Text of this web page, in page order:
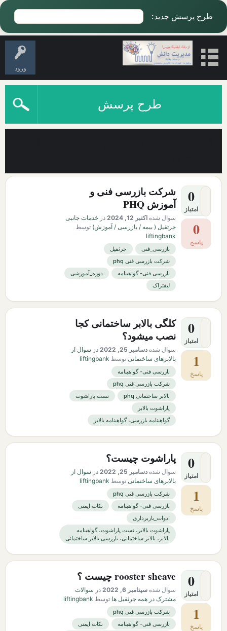
طرح پرسش جدید:
ورود
طرح پرسش
0
امتیاز
0
پاسخ
شرکت بازرسی فنی و
آموزش PHQ
سوال شده اکتبر 12, 2024 در خدمات جانبی
جرثقیل ( بیمه / بازرسی / آموزش) توسط
liftingbank
بازرسی_فنی
جرثقیل
شرکت بازرسی فنی phq
بازرسی فنی- گواهینامه
دوره_آموزشی
لیفتراک
0
امتیاز
1
پاسخ
کلگی بالابر ساختمانی کجا
نصب میشود؟
سوال شده دسامبر 25, 2022 در سوال از
بالابرهای ساختمانی توسط liftingbank
بازرسی فنی- گواهینامه
شرکت بازرسی فنی phq
بالابر ساختمانی phq
تست پاراشوت
پاراشوت بالابر
گواهینامه بازرسی، گواهینامه بالابر
0
امتیاز
1
پاسخ
پاراشوت چیست؟
سوال شده دسامبر 25, 2022 در سوال از
بالابرهای ساختمانی توسط liftingbank
شرکت بازرسی فنی phq
بازرسی فنی- گواهینامه
نکات ایمنی
ادوات_باربرداری
پاراشوت بالابر، تست پاراشوت، گواهینامه
بالابر، بالابر ساختمانی، بازرسی بالابر ساختمانی
0
امتیاز
1
پاسخ
rooster sheave چیست ؟
سوال شده سپتامبر 6, 2022 در سوالات
مشترک در همه جرثقیل ها توسط liftingbank
شرکت بازرسی فنی phq
بازرسی فنی- گواهینامه
نکات ایمنی